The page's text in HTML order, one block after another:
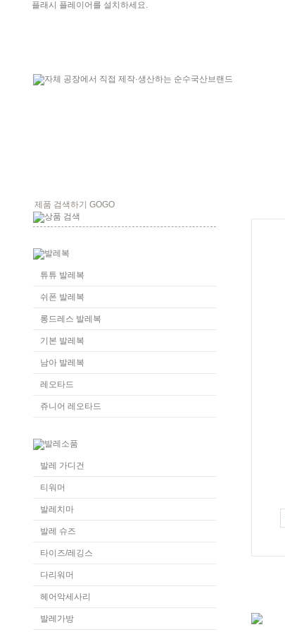
플래시 플레이어를 설치하세요.
튜튜 발레복
쉬폰 발레복
롱드레스 발레복
기본 발레복
남아 발레복
레오타드
쥬니어 레오타드
발레 가디건
티워머
발레치마
발레 슈즈
타이즈/레깅스
다리워머
헤어악세사리
발레가방